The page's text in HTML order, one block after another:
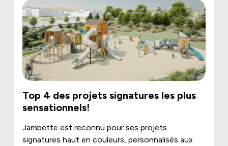
Top 4 des projets signatures les plus
sensationnels!
Jambette est reconnu pour ses projets
signatures haut en couleurs, personnalisés aux